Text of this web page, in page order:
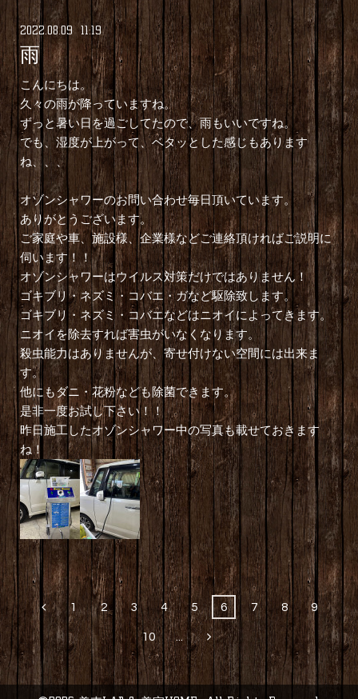
2022 08.09 11:19
雨
こんにちは。
久々の雨が降っていますね。
ずっと暑い日を過ごしてたので、雨もいいですね。
でも、湿度が上がって、ベタッとした感じもあります
ね、、、
オゾンシャワーのお問い合わせ毎日頂いています。
ありがとうございます。
ご家庭や車、施設様、企業様などご連絡頂ければご説明に
伺います！！
オゾンシャワーはウイルス対策だけではありません！
ゴキブリ・ネズミ・コバエ・ガなど駆除致します。
ゴキブリ・ネズミ・コバエなどはニオイによってきます。
ニオイを除去すれば害虫がいなくなります。
殺虫能力はありませんが、寄せ付けない空間には出来ま
す。
他にもダニ・花粉なども除菌できます。
是非一度お試し下さい！！
昨日施工したオゾンシャワー中の写真も載せておきます
ね！
1 2 3 4 5 6 7 8 9
10 ...